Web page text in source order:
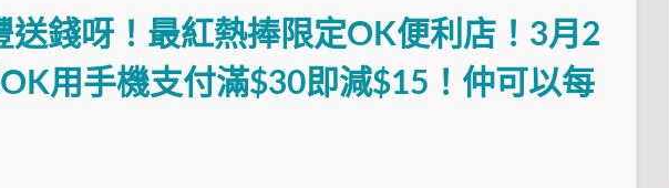
送錢呀！最紅熱捧限定OK便利店！3月2
用手機支付滿$30即減$15！仲可以每